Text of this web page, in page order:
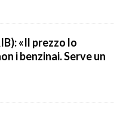
«Il prezzo lo
i benzinai. Serve un